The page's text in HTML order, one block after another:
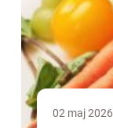
02 maj 2026